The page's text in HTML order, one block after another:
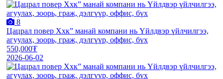
8
Цацрал повер Ххк” манай компани нь Үйлдвэр үйлчилгээ,
агуулах, зоорь, граж, дэлгүүр, оффис, бүх
550,000₮
2026-06-02